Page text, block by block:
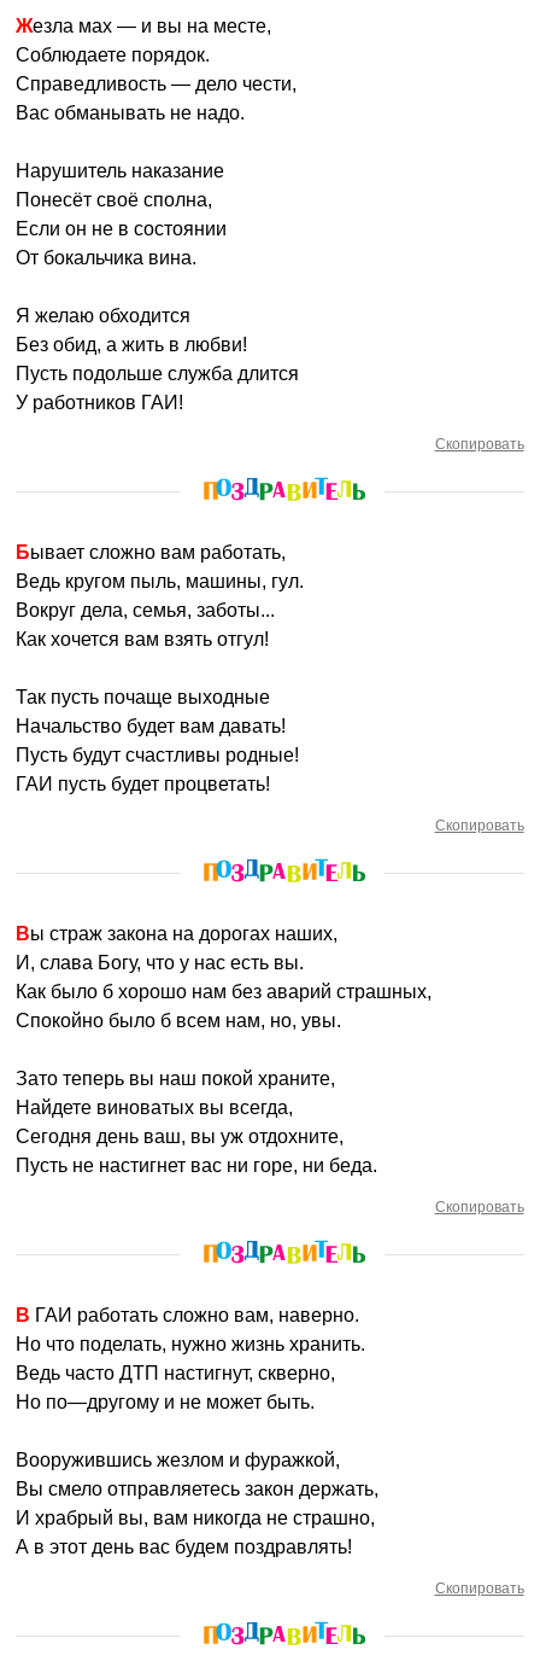
Жезла мах — и вы на месте,
Соблюдаете порядок.
Справедливость — дело чести,
Вас обманывать не надо.
Нарушитель наказание
Понесёт своё сполна,
Если он не в состоянии
От бокальчика вина.
Я желаю обходится
Без обид, а жить в любви!
Пусть подольше служба длится
У работников ГАИ!
Скопировать
Бывает сложно вам работать,
Ведь кругом пыль, машины, гул.
Вокруг дела, семья, заботы...
Как хочется вам взять отгул!
Так пусть почаще выходные
Начальство будет вам давать!
Пусть будут счастливы родные!
ГАИ пусть будет процветать!
Скопировать
Вы страж закона на дорогах наших,
И, слава Богу, что у нас есть вы.
Как было б хорошо нам без аварий страшных,
Спокойно было б всем нам, но, увы.
Зато теперь вы наш покой храните,
Найдете виноватых вы всегда,
Сегодня день ваш, вы уж отдохните,
Пусть не настигнет вас ни горе, ни беда.
Скопировать
В ГАИ работать сложно вам, наверно.
Но что поделать, нужно жизнь хранить.
Ведь часто ДТП настигнут, скверно,
Но по—другому и не может быть.
Вооружившись жезлом и фуражкой,
Вы смело отправляетесь закон держать,
И храбрый вы, вам никогда не страшно,
А в этот день вас будем поздравлять!
Скопировать